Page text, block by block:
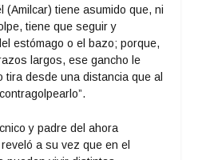
(Amilcar) tiene asumido que, ni
tiene que seguir y
estómago o el bazo; porque,
largos, ese gancho le
tira desde una distancia que al
y padre del ahora
a su vez que en el